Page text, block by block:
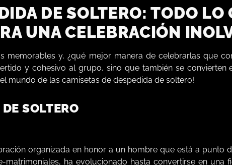
DE SOLTERO: TODO LO
UNA CELEBRACIÓN
memorables y, ¿qué mejor manera de celebrarlas que
y cohesivo al grupo, sino que también se convierten
mundo de las camisetas de despedida de soltero!
SOLTERO
organizada en honor a un hombre que está a punto
matrimoniales, ha evolucionado hasta convertirse en una